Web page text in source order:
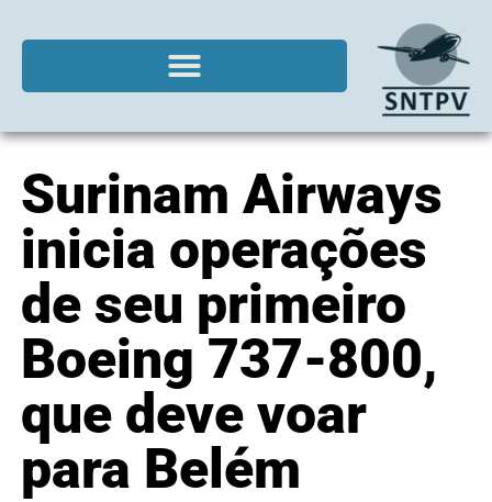
Surinam Airways
inicia operações
de seu primeiro
Boeing 737-800,
que deve voar
para Belém